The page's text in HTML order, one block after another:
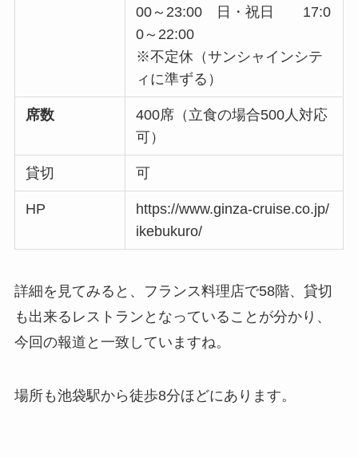
00～23:00 日・祝日 17:0
0～22:00
※不定休（サンシャインシテ
ィに準ずる）
席数
400席（立食の場合500人対応
可）
貸切 可
HP
https://www.ginza-cruise.co.jp/
ikebukuro/
詳細を見てみると、フランス料理店で58階、貸切
も出来るレストランとなっていることが分かり、
今回の報道と一致していますね。
場所も池袋駅から徒歩8分ほどにあります。